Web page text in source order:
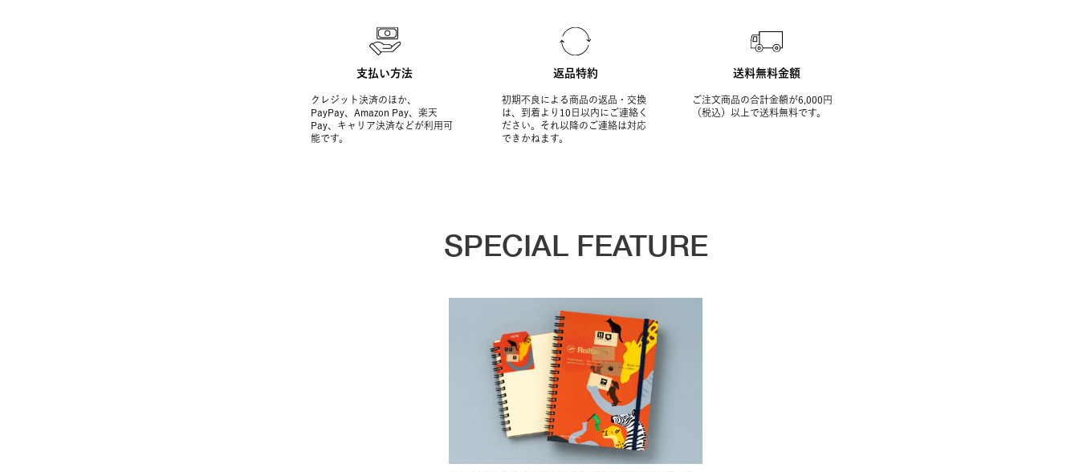
支払い方法
クレジット決済のほか、
PayPay、Amazon Pay、楽天
Pay、キャリア決済などが利用可
能です。
返品特約
初期不良による商品の返品・交換
は、到着より10日以内にご連絡く
ださい。それ以降のご連絡は対応
できかねます。
送料無料金額
ご注文商品の合計金額が6,000円
（税込）以上で送料無料です。
SPECIAL FEATURE